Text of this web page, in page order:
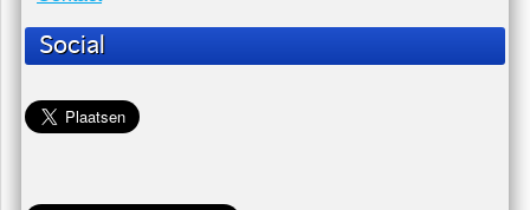
Social